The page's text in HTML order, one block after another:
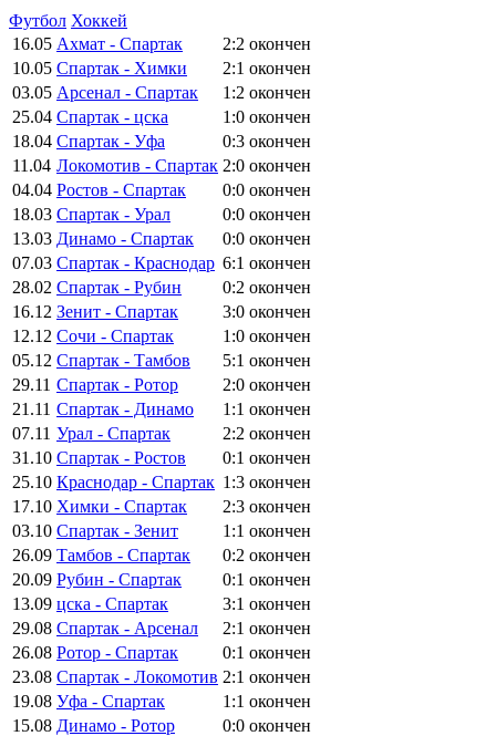
Футбол Хоккей
16.05 Ахмат - Спартак 2:2 окончен
10.05 Спартак - Химки 2:1 окончен
03.05 Арсенал - Спартак 1:2 окончен
25.04 Спартак - цска 1:0 окончен
18.04 Спартак - Уфа 0:3 окончен
11.04 Локомотив - Спартак 2:0 окончен
04.04 Ростов - Спартак 0:0 окончен
18.03 Спартак - Урал 0:0 окончен
13.03 Динамо - Спартак 0:0 окончен
07.03 Спартак - Краснодар 6:1 окончен
28.02 Спартак - Рубин 0:2 окончен
16.12 Зенит - Спартак 3:0 окончен
12.12 Сочи - Спартак 1:0 окончен
05.12 Спартак - Тамбов 5:1 окончен
29.11 Спартак - Ротор 2:0 окончен
21.11 Спартак - Динамо 1:1 окончен
07.11 Урал - Спартак 2:2 окончен
31.10 Спартак - Ростов 0:1 окончен
25.10 Краснодар - Спартак 1:3 окончен
17.10 Химки - Спартак 2:3 окончен
03.10 Спартак - Зенит 1:1 окончен
26.09 Тамбов - Спартак 0:2 окончен
20.09 Рубин - Спартак 0:1 окончен
13.09 цска - Спартак 3:1 окончен
29.08 Спартак - Арсенал 2:1 окончен
26.08 Ротор - Спартак 0:1 окончен
23.08 Спартак - Локомотив 2:1 окончен
19.08 Уфа - Спартак 1:1 окончен
15.08 Динамо - Ротор 0:0 окончен